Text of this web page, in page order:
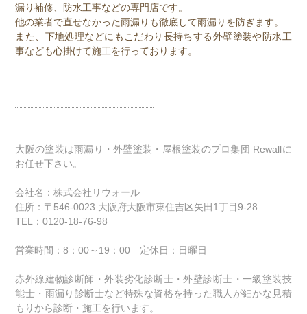
漏り補修、防水工事などの専門店です。
他の業者で直せなかった雨漏りも徹底して雨漏りを防ぎます。
また、下地処理などにもこだわり長持ちする外壁塗装や防水工
事なども心掛けて施工を行っております。
大阪の塗装は雨漏り・外壁塗装・屋根塗装のプロ集団 Rewallに
お任せ下さい。
会社名：株式会社リウォール
住所：〒546-0023 大阪府大阪市東住吉区矢田1丁目9-28
TEL：0120-18-76-98
営業時間：8：00～19：00 定休日：日曜日
赤外線建物診断師・外装劣化診断士・外壁診断士・一級塗装技
能士・雨漏り診断士など特殊な資格を持った職人が細かな見積
もりから診断・施工を行います。